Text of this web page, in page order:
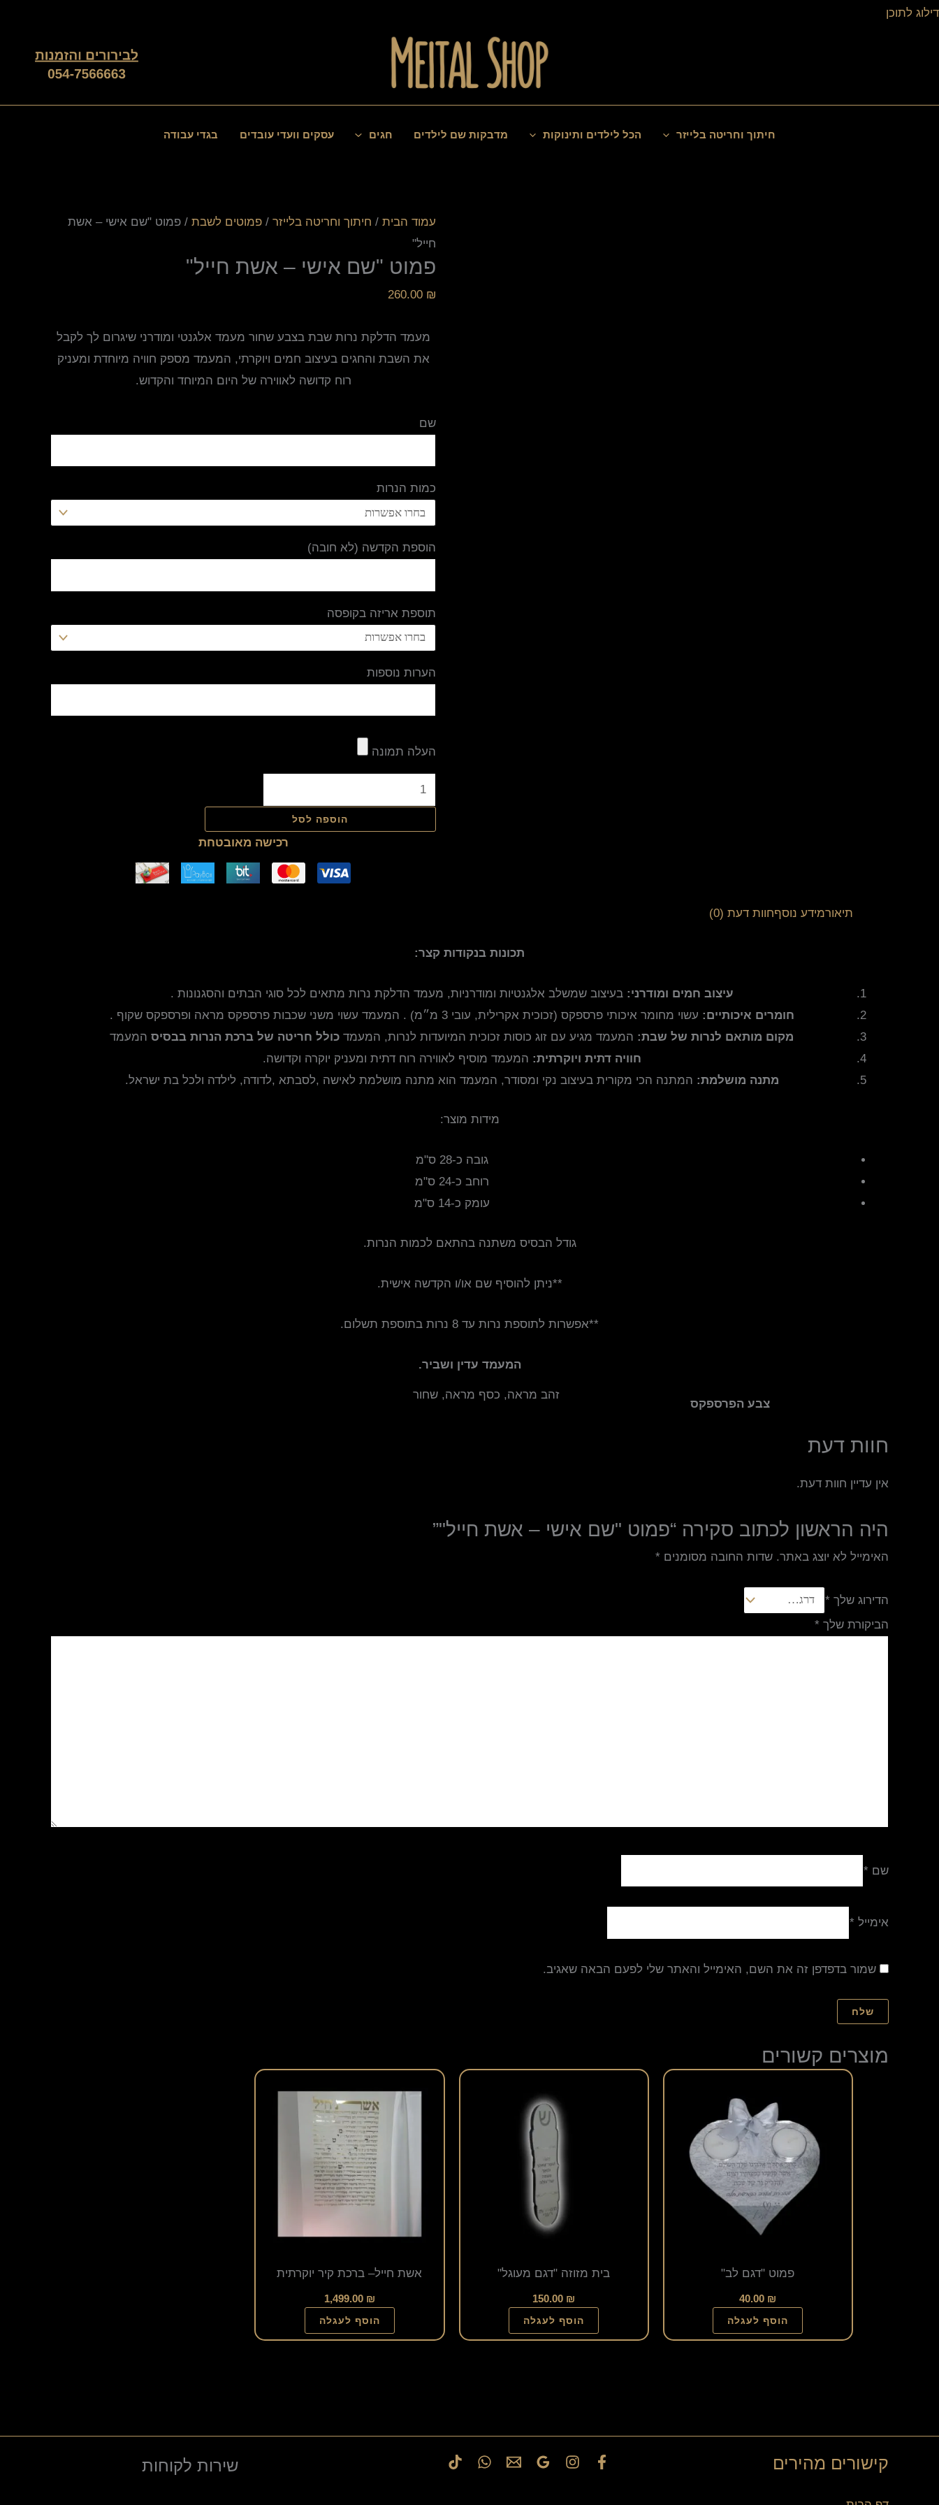
דילוג לתוכן
דילוג
חיתוך וחריטה בלייזר הכל לילדים ותינוקות מדבקות שם לילדים חגים עסקים וועדי עובדים בגדי עבודה
עמוד הבית / חיתוך וחריטה בלייזר / פמוטים לשבת / פמוט "שם אישי – אשת
חייל"
פמוט "שם אישי – אשת חייל"
260.00 ₪
מעמד הדלקת נרות שבת בצבע שחור מעמד אלגנטי ומודרני שיגרום לך לקבל
את השבת והחגים בעיצוב חמים ויוקרתי, המעמד מספק חוויה מיוחדת ומעניק
רוח קדושה לאווירה של היום המיוחד והקדוש.
שם
כמות הנרות
הוספת הקדשה (לא חובה)
תוספת אריזה בקופסה
הערות נוספות
העלה תמונה
כמות
פמוט
-
הוספה לסל
רכישה מאובטחת
תיאורמידע נוסףחוות דעת (0)
תכונות בנקודות קצר:
עיצוב חמים ומודרני: בעיצוב שמשלב אלגנטיות ומודרניות, מעמד הדלקת נרות מתאים לכל סוגי הבתים והסגנונות .
חומרים איכותיים: עשוי מחומר איכותי פרספקס (זכוכית אקרילית, עובי 3 מ״מ) . המעמד עשוי משני שכבות פרספקס מראה ופרספקס שקוף .
מקום מותאם לנרות של שבת: המעמד מגיע עם זוג כוסות זכוכית המיועדות לנרות, המעמד כולל חריטה של ברכת הנרות בבסיס המעמד
חוויה דתית ויוקרתית: המעמד מוסיף לאווירה רוח דתית ומעניק יוקרה וקדושה.
מתנה מושלמת: המתנה הכי מקורית בעיצוב נקי ומסודר, המעמד הוא מתנה מושלמת לאישה ,לסבתא ,לדודה, לילדה ולכל בת ישראל.
מידות מוצר:
גובה כ-28 ס"מ
רוחב כ-24 ס"מ
עומק כ-14 ס"מ
גודל הבסיס משתנה בהתאם לכמות הנרות.
**ניתן להוסיף שם או/ו הקדשה אישית.
**אפשרות לתוספת נרות עד 8 נרות בתוספת תשלום.
המעמד עדין ושביר.
צבע הפרספקס
זהב מראה, כסף מראה, שחור
חוות דעת
אין עדיין חוות דעת.
היה הראשון לכתוב סקירה “פמוט "שם אישי – אשת חייל"”
האימייל לא יוצג באתר. שדות החובה מסומנים *
הדירוג שלך *
הביקורת שלך *
שם *
אימייל *
שמור בדפדפן זה את השם, האימייל והאתר שלי לפעם הבאה שאגיב.
מוצרים קשורים
פמוט "דגם לב"
40.00 ₪
הוסף לעגלה
בית מזוזה "דגם מעוגל"
150.00 ₪
הוסף לעגלה
בעמוד
אשת חייל– ברכת קיר יוקרתית
1,499.00 ₪
הוסף לעגלה
קישורים מהירים שירות לקוחות